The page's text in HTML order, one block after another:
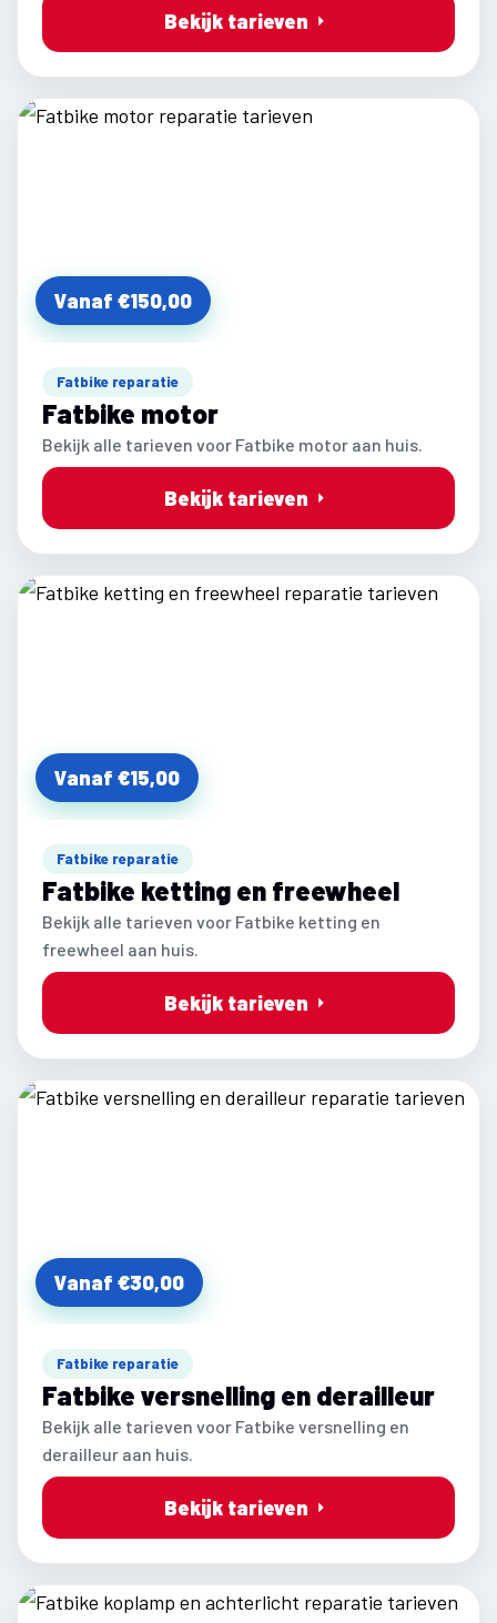
Bekijk tarieven
Vanaf €150,00
Fatbike reparatie
Fatbike motor
Bekijk alle tarieven voor Fatbike motor aan huis.
Bekijk tarieven
Vanaf €15,00
Fatbike reparatie
Fatbike ketting en freewheel
Bekijk alle tarieven voor Fatbike ketting en
freewheel aan huis.
Bekijk tarieven
Vanaf €30,00
Fatbike reparatie
Fatbike versnelling en derailleur
Bekijk alle tarieven voor Fatbike versnelling en
derailleur aan huis.
Bekijk tarieven